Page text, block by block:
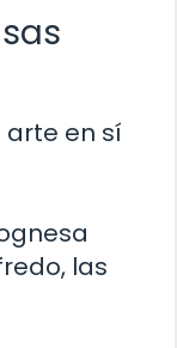
arte en sí
las